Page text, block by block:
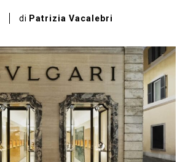
di Patrizia Vacalebri